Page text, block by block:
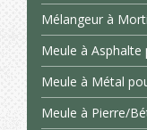
Mélangeur à
Meule à Asphalte
Meule à Métal
Meule à Pierre/